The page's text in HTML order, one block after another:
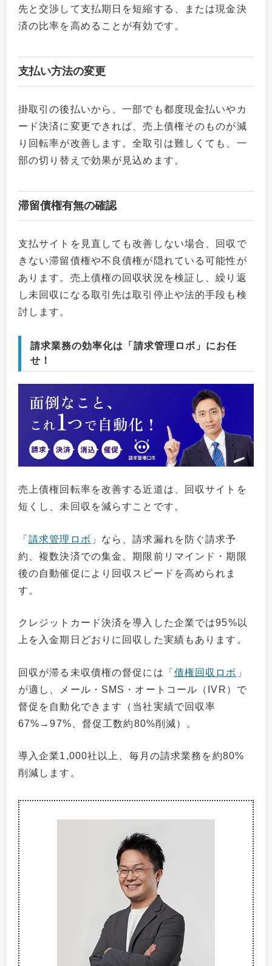
先と交渉して支払期日を短縮する、または現金決
済の比率を高めることが有効です。
支払い方法の変更
掛取引の後払いから、一部でも都度現金払いやカ
ード決済に変更できれば、売上債権そのものが減
り回転率が改善します。全取引は難しくても、一
部の切り替えで効果が見込めます。
滞留債権有無の確認
支払サイトを見直しても改善しない場合、回収で
きない滞留債権や不良債権が隠れている可能性が
あります。売上債権の回収状況を検証し、繰り返
し未回収になる取引先は取引停止や法的手段も検
討します。
請求業務の効率化は「請求管理ロボ」にお任
せ！
売上債権回転率を改善する近道は、回収サイトを
短くし、未回収を減らすことです。
「請求管理ロボ 」なら、請求漏れを防ぐ請求予
約、複数決済での集金、期限前リマインド・期限
後の自動催促により回収スピードを高められま
す。
クレジットカード決済を導入した企業では95%以
上を入金期日どおりに回収した実績もあります。
回収が滞る未収債権の督促には「 債権回収ロボ 」
が適し、メール・SMS・オートコール（IVR）で
督促を自動化できます（当社実績で回収率
67%→97%、督促工数約80%削減）。
導入企業1,000社以上、毎月の請求業務を約80%
削減します。